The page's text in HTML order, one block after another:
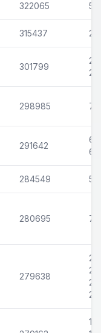
322065 54
315437
301799
298985
291642
284549 58
280695
279638